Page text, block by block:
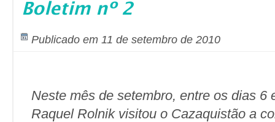
Boletim nº 2
Publicado em 11 de setembro de 2010
Neste mês de setembro, entre os dias 6
Raquel Rolnik visitou o Cazaquistão a